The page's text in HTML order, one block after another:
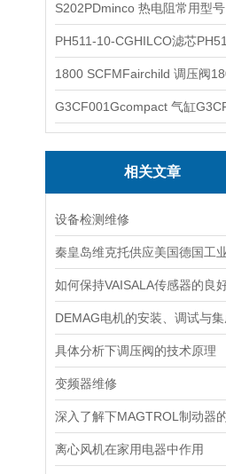
S202PDminco 热电阻常用型号
相关文章
设备检测维修
具体分析下调压阀的技术原理
变频器维修
离心风机在家用电器中作用